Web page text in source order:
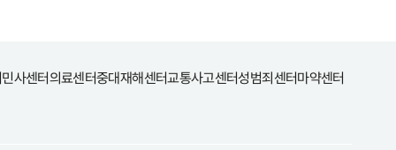
민사센터의료센터중대재해센터교통사고센터성범죄센터마약센터